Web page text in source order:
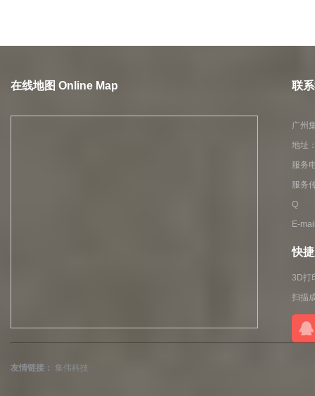
在线地图 Online Map 联
广州
地址
服务
服务
Q Q
E-
快
3D打
扫描
友情链接： 集伟科技